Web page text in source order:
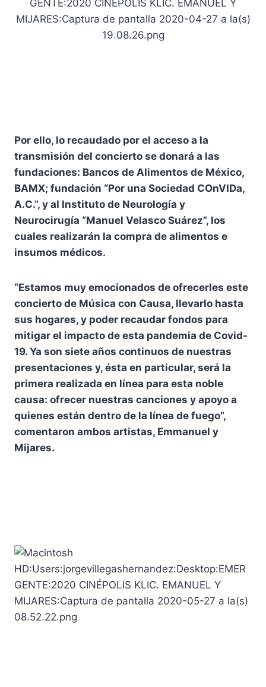
Por ello, lo recaudado por el acceso a la
transmisión del concierto se donará a las
fundaciones: Bancos de Alimentos de México,
BAMX; fundación “Por una Sociedad COnVIDa,
A.C.”, y al Instituto de Neurología y
Neurocirugía “Manuel Velasco Suárez”, los
cuales realizarán la compra de alimentos e
insumos médicos.
“Estamos muy emocionados de ofrecerles este
concierto de Música con Causa, llevarlo hasta
sus hogares, y poder recaudar fondos para
mitigar el impacto de esta pandemia de Covid-
19. Ya son siete años continuos de nuestras
presentaciones y, ésta en particular, será la
primera realizada en línea para esta noble
causa: ofrecer nuestras canciones y apoyo a
quienes están dentro de la línea de fuego”,
comentaron ambos artistas, Emmanuel y
Mijares.